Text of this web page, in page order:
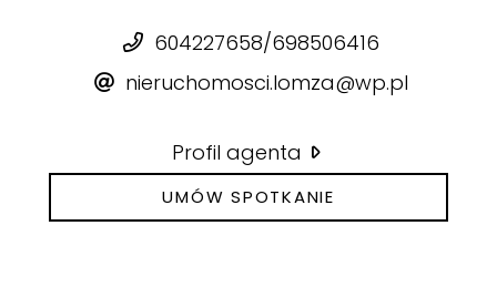
604227658/698506416
nieruchomosci.lomza@wp.pl
Profil agenta
UMÓW SPOTKANIE